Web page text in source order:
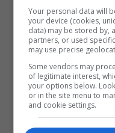
Your personal data will
your device (cookies,
data) may be stored by,
partners, or used
may use precise
Some vendors may
of legitimate interest,
your options below.
or in the site menu to
and cookie settings.